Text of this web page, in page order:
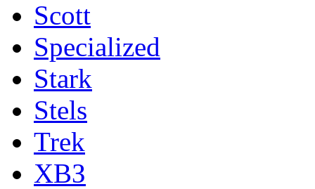
Scott
Specialized
Stark
Stels
Trek
ХВЗ